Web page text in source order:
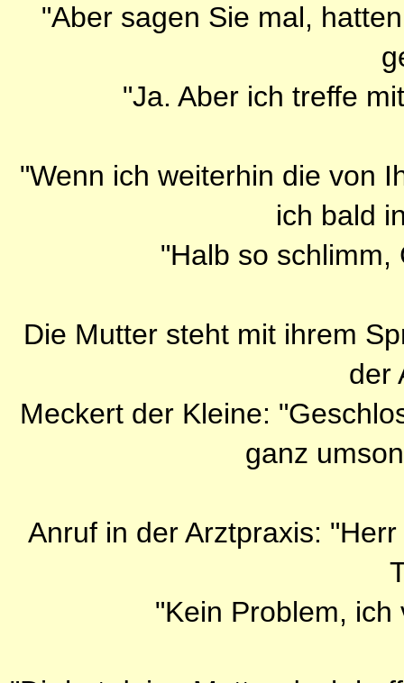
"Aber sagen Sie mal,
"Ja. Aber ich treffe
"Wenn ich weiterhin die von
ich bald
"Halb so schlimm,
Die Mutter steht mit ihrem
der
Meckert der Kleine:
ganz
Anruf in der Arztpraxis:
"Kein Problem,